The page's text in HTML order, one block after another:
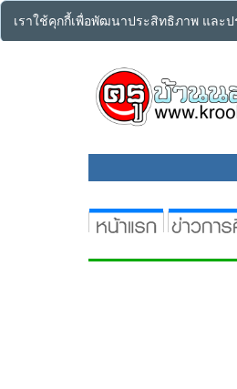
เราใช้คุกกี้เพื่อพัฒนาประสิทธิภาพ และ